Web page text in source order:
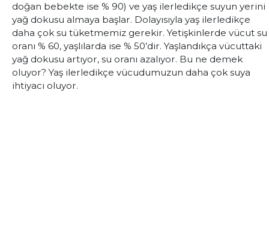
doğan bebekte ise % 90) ve yaş ilerledikçe suyun yerini
yağ dokusu almaya başlar. Dolayısıyla yaş ilerledikçe
daha çok su tüketmemiz gerekir. Yetişkinlerde vücut su
oranı % 60, yaşlılarda ise % 50’dir. Yaşlandıkça vücuttaki
yağ dokusu artıyor, su oranı azalıyor. Bu ne demek
oluyor? Yaş ilerledikçe vücudumuzun daha çok suya
ihtiyacı oluyor.